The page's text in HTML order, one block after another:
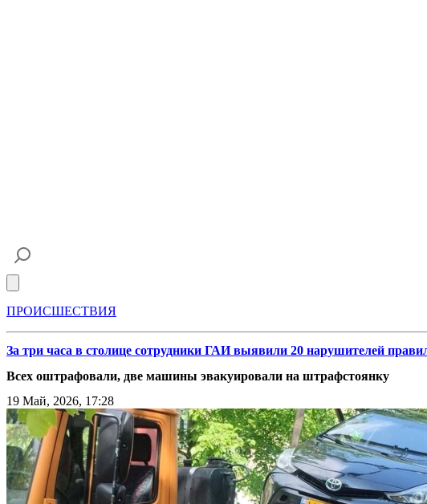
ПРОИСШЕСТВИЯ
За три часа в столице сотрудники ГАИ выявили 20 нарушителей
Всех оштрафовали, две машины эвакуировали на штрафстоянку
19 Май, 2026, 17:28